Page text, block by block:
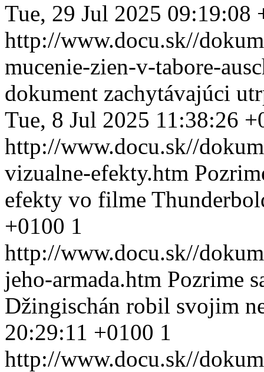
Tue, 29 Jul 2025 09:19:08
http://www.docu.sk//
mucenie-zien-v-tabore-
dokument zachytávajúci
Tue, 8 Jul 2025 11:38:26
http://www.docu.sk//
vizualne-efekty.htm
efekty vo filme
+0100 1
http://www.docu.sk//
jeho-armada.htm Pozrime
Džingischán robil svojim
20:29:11 +0100 1
http://www.docu.sk//